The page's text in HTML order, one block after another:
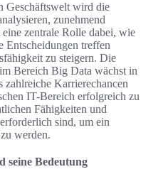
Geschäftswelt wird die
zunehmend
zentrale Rolle dabei, wie
Entscheidungen treffen
zu steigern. Die
Bereich Big Data wächst in
zahlreiche Karrierechancen
IT-Bereich erfolgreich zu
Fähigkeiten und
sind, um ein
werden.
seine Bedeutung